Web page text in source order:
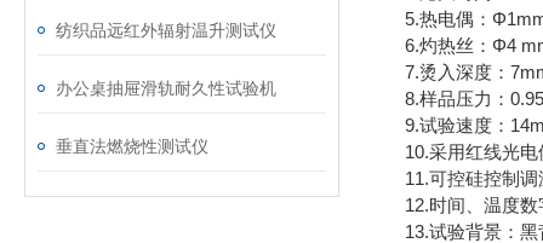
纺织品远红外辐射温升测试仪
办公桌抽屉滑轨耐久性试验机
垂直法燃烧性测试仪
5.热电偶：
6.灼热丝：Φ4
7.烫入深度：
8.样品压力：
9.试验速度：
10.采用红线光电
11.可控硅控制调
12.时间、温度数
13.试验背景：黑